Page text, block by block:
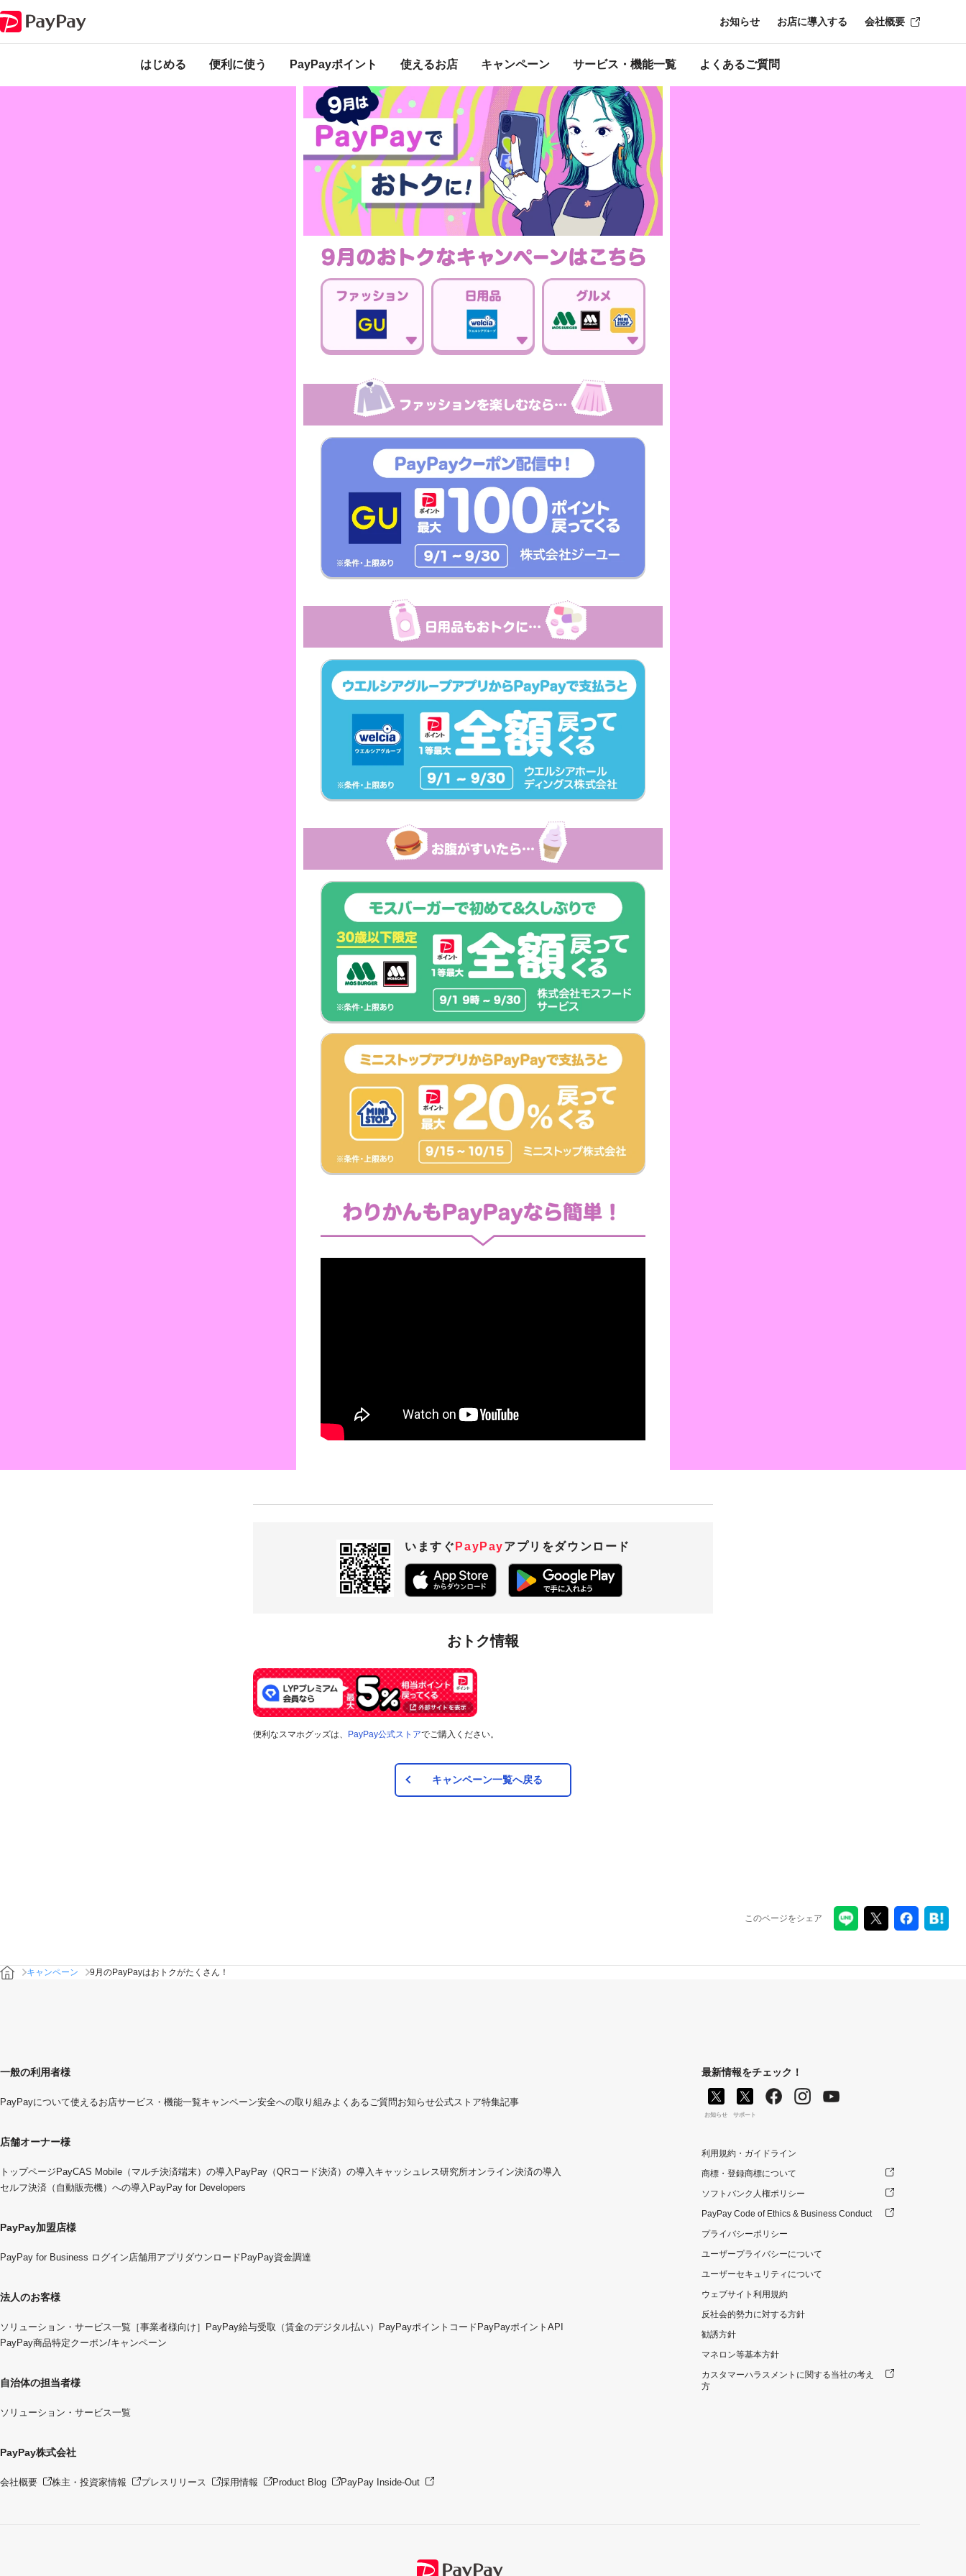
はじめる 便利に使う PayPayポイント 使えるお店 キャンペーン サービス・機能一覧 よくあるご質問
お知らせ お店に導入する 会社概要
ーン終了時点のものになります。開催中のキャンペーン一覧はこちら。
いますぐ PayPayアプリをダウンロード
おトク情報
便利なスマホグッズは、 PayPay公式ストアでご購入ください。
キャンペーン一覧へ戻る
このページをシェア
キャンペーン 9月のPayPayはおトクがたくさん！
一般の利用者様
PayPayについて使えるお店サービス・機能一覧キャンペーン安全への取り組みよくあるご質問お知らせ公式ストア特集記事
店舗オーナー様
トップページ PayCAS Mobile（マルチ決済端末）の導入 PayPay（QRコード決済）の導入 キャッシュレス研究所オンライン決済の導入
セルフ決済（自動販売機）への導入 PayPay for Developers
PayPay加盟店様
PayPay for Business ログイン 店舗用アプリダウンロード PayPay資金調達
法人のお客様
ソリューション・サービス一覧 ［事業者様向け］PayPay給与受取（賃金のデジタル払い） PayPayポイントコード PayPayポイントAPI
PayPay商品特定クーポン/キャンペーン
自治体の担当者様
ソリューション・サービス一覧
PayPay株式会社
会社概要 株主・投資家情報 プレスリリース 採用情報 Product Blog PayPay Inside-Out
最新情報をチェック！
お知らせ サポート
利用規約・ガイドライン
商標・登録商標について
ソフトバンク人権ポリシー
PayPay Code of Ethics & Business Conduct
プライバシーポリシー
ユーザープライバシーについて
ユーザーセキュリティについて
ウェブサイト利用規約
反社会的勢力に対する方針
勧誘方針
マネロン等基本方針
カスタマーハラスメントに関する当社の考え
方